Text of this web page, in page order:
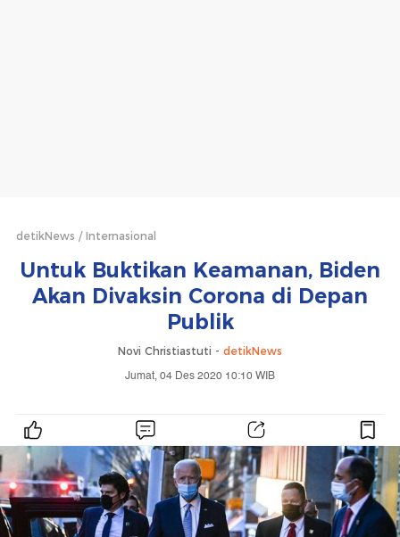
detikNews Internasional
Untuk Buktikan Keamanan, Biden
Akan Divaksin Corona di Depan
Publik
Novi Christiastuti - detikNews
Jumat, 04 Des 2020 10:10 WIB